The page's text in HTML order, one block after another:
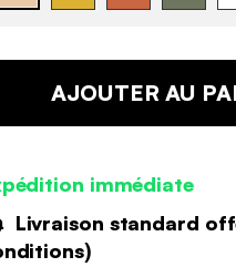
AJOUTER AU
immédiate
Livraison standard
)